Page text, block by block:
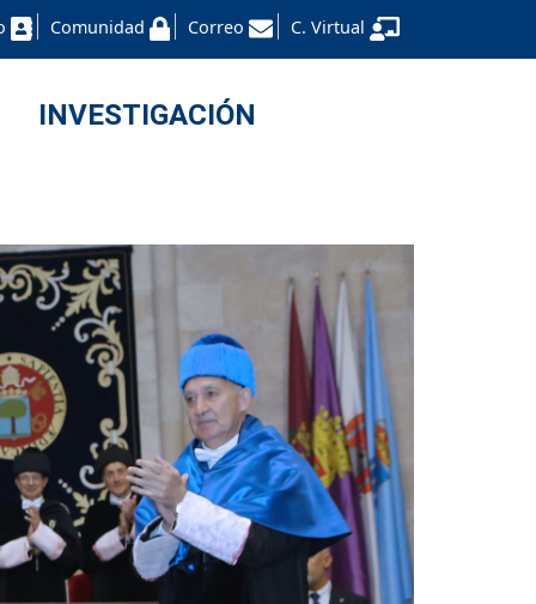
Comunidad Correo C. Virtual
INVESTIGACIÓN